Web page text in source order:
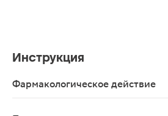
Инструкция
Фармакологическое действие